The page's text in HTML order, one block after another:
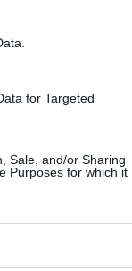
for Targeted
Sale, and/or Sharing
Purposes for which it
περισσότερες
Electric
του